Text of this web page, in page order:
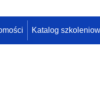
Katalog